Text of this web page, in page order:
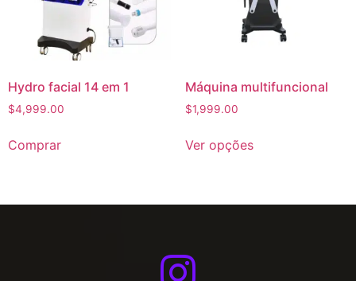
Hydro facial 14 em 1
$4,999.00
Comprar
Máquina multifuncional
$1,999.00
Ver opções